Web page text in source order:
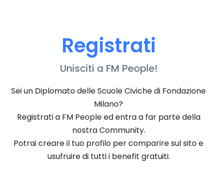
Registrati
Unisciti a FM People!
Sei un Diplomato delle Scuole Civiche di Fondazione
Milano?
Registrati a FM People ed entra a far parte della
nostra Community.
Potrai creare il tuo profilo per comparire sul sito e
usufruire di tutti i benefit gratuiti.